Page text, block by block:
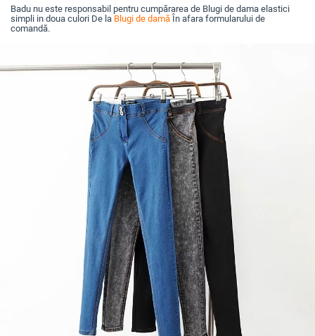
Badu nu este responsabil pentru cumpărarea de Blugi de dama elastici
simpli in doua culori De la Blugi de damă În afara formularului de
comandă.